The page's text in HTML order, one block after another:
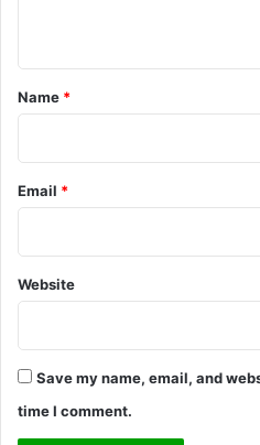
*
Name *
Email *
Website
Save my name, email, and
time I comment.